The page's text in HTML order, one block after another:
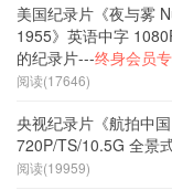
美国纪录片《夜与雾
1955》英语中字
的纪录片---终身会员
阅读(17646)
央视纪录片《航拍中
720P/TS/10.5G 全景
阅读(19959)